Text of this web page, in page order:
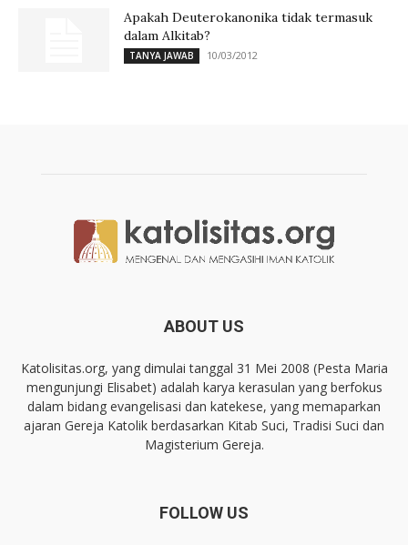
Apakah Deuterokanonika tidak termasuk
dalam Alkitab?
TANYA JAWAB 10/03/2012
ABOUT US
Katolisitas.org, yang dimulai tanggal 31 Mei 2008 (Pesta Maria
mengunjungi Elisabet) adalah karya kerasulan yang berfokus
dalam bidang evangelisasi dan katekese, yang memaparkan
ajaran Gereja Katolik berdasarkan Kitab Suci, Tradisi Suci dan
Magisterium Gereja.
FOLLOW US